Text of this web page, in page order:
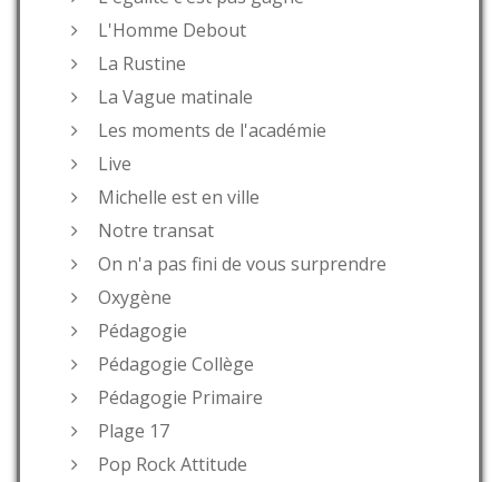
L'Homme Debout
La Rustine
La Vague matinale
Les moments de l'académie
Live
Michelle est en ville
Notre transat
On n'a pas fini de vous surprendre
Oxygène
Pédagogie
Pédagogie Collège
Pédagogie Primaire
Plage 17
Pop Rock Attitude